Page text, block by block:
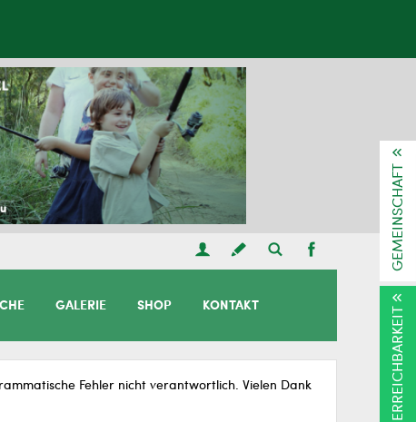
GALERIE SHOP KONTAKT
Fehler nicht verantwortlich. Vielen Dank
GEMEINSCHAFT
ERREICHBARKEIT